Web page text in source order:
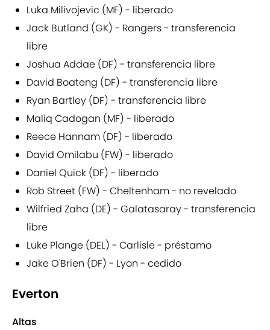
Luka Milivojevic (MF) - liberado
Jack Butland (GK) - Rangers - transferencia
libre
Joshua Addae (DF) - transferencia libre
David Boateng (DF) - transferencia libre
Ryan Bartley (DF) - transferencia libre
Maliq Cadogan (MF) - liberado
Reece Hannam (DF) - liberado
David Omilabu (FW) - liberado
Daniel Quick (DF) - liberado
Rob Street (FW) - Cheltenham - no revelado
Wilfried Zaha (DE) - Galatasaray - transferencia
libre
Luke Plange (DEL) - Carlisle - préstamo
Jake O'Brien (DF) - Lyon - cedido
Everton
Altas